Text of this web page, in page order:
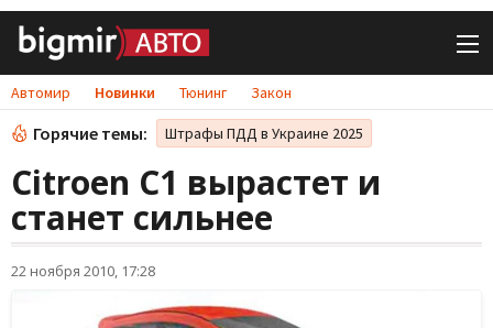
Автомир Новинки Тюнинг Закон
Горячие темы: Штрафы ПДД в Украине 2025
Citroen C1 вырастет и
станет сильнее
22 ноября 2010, 17:28